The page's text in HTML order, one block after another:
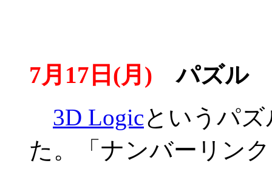
7月17日(月) パズル
3D Logicというパ
た。「ナンバーリン